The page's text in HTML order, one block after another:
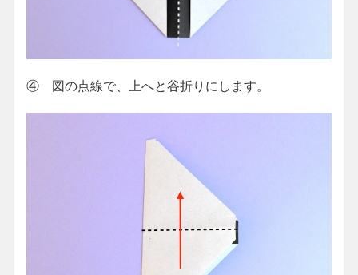
④ 図の点線で、上へと谷折りにします。